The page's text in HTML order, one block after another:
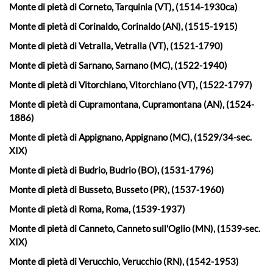
Monte di pietà di Corneto, Tarquinia (VT), (1514-1930ca)
Monte di pietà di Corinaldo, Corinaldo (AN), (1515-1915)
Monte di pietà di Vetralla, Vetralla (VT), (1521-1790)
Monte di pietà di Sarnano, Sarnano (MC), (1522-1940)
Monte di pietà di Vitorchiano, Vitorchiano (VT), (1522-1797)
Monte di pietà di Cupramontana, Cupramontana (AN), (1524-
1886)
Monte di pietà di Appignano, Appignano (MC), (1529/34-sec.
XIX)
Monte di pietà di Budrio, Budrio (BO), (1531-1796)
Monte di pietà di Busseto, Busseto (PR), (1537-1960)
Monte di pietà di Roma, Roma, (1539-1937)
Monte di pietà di Canneto, Canneto sull'Oglio (MN), (1539-sec.
XIX)
Monte di pietà di Verucchio, Verucchio (RN), (1542-1953)